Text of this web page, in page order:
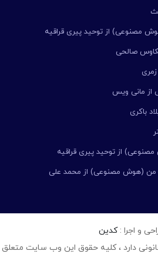
مصنوعی) از توحید پیری قراقیه
صالحی
زمری
از مانی ویس
باکری
از توحید پیری قراقیه
من (هوش مصنوعی) از محمد علی
و اجرا :کدین
دارد ، کلیه حقوق این وب سایت